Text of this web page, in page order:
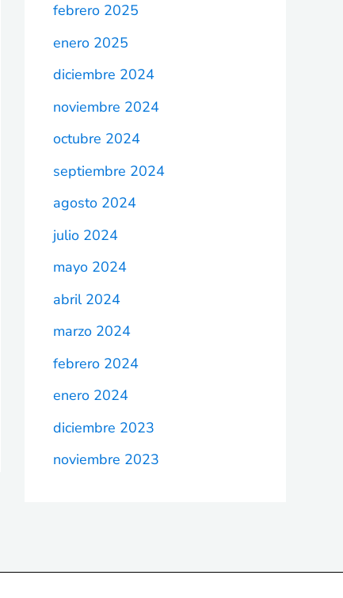
febrero 2025
enero 2025
diciembre 2024
noviembre 2024
octubre 2024
septiembre 2024
agosto 2024
julio 2024
mayo 2024
abril 2024
marzo 2024
febrero 2024
enero 2024
diciembre 2023
noviembre 2023